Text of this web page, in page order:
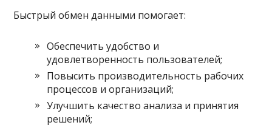
Быстрый обмен данными помогает:
Обеспечить удобство и
удовлетворенность пользователей;
Повысить производительность рабочих
процессов и организаций;
Улучшить качество анализа и принятия
решений;